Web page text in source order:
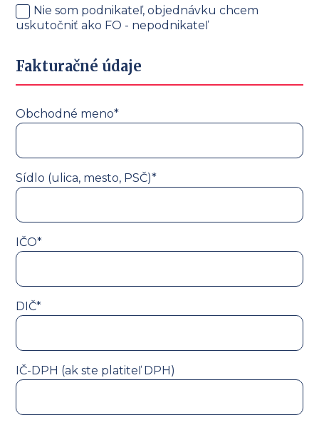
Nie som podnikateľ, objednávku chcem
uskutočniť ako FO - nepodnikateľ
Fakturačné údaje
Obchodné meno*
Sídlo (ulica, mesto, PSČ)*
IČO*
DIČ*
IČ-DPH (ak ste platiteľ DPH)